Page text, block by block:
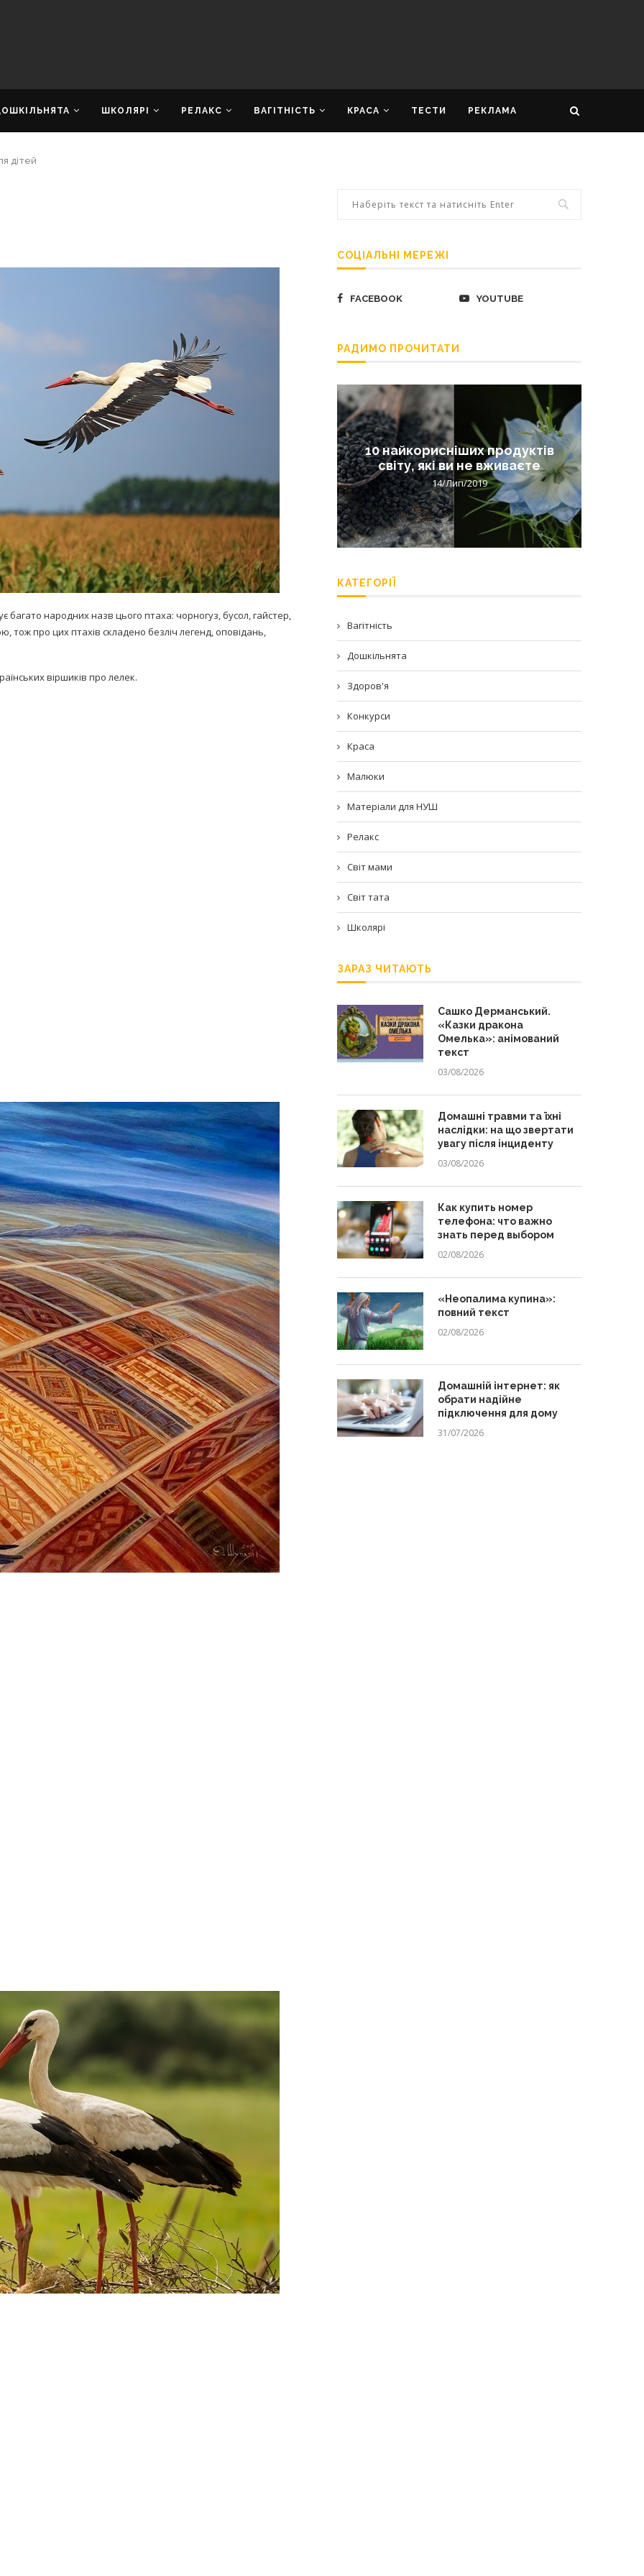
ШКОЛЯРІ РЕЛАКС ВАГІТНІСТЬ КРАСА ТЕСТИ РЕКЛАМА
дітей
багато народних назв цього птаха: чорногуз, бусол, гайстер,
про цих птахів складено безліч легенд, оповідань,
віршиків про лелек.
СОЦІАЛЬНІ МЕРЕЖІ
FACEBOOK YOUTUBE
РАДИМО ПРОЧИТАТИ
Моро, который без...
08/Січ/2021
10 найкорисніших продуктів
світу, які ви не вживаєте
14/Лип/2019
КАТЕГОРІЇ
Вагітність
Дошкільнята
Здоров'я
Конкурси
Краса
Малюки
Матеріали для НУШ
Релакс
Світ мами
Світ тата
Школярі
ЗАРАЗ ЧИТАЮТЬ
Сашко Дерманський.
«Казки дракона
Омелька»: анімований
текст
03/08/2026
Домашні травми та їхні
наслідки: на що звертати
увагу після інциденту
03/08/2026
Как купить номер
телефона: что важно
знать перед выбором
02/08/2026
«Неопалима купина»:
повний текст
02/08/2026
Домашній інтернет: як
обрати надійне
підключення для дому
31/07/2026